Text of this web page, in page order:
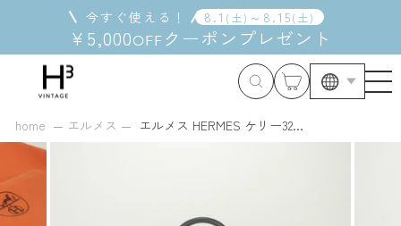
キ
す
る
今すぐ使える！ 8 . 1 ( 土) ～ 8 . 15( 土)
¥5,000OFFクーポン プレゼント
home エルメス エルメス HERMES ケリー32...